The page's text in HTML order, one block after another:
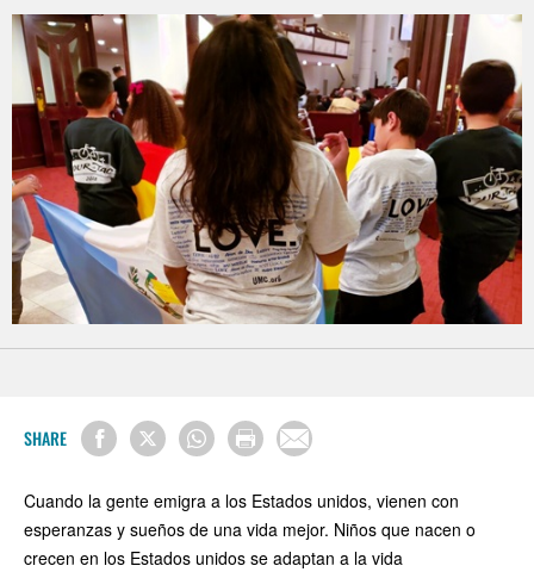
SHARE
Cuando la gente emigra a los Estados unidos, vienen con
esperanzas y sueños de una vida mejor. Niños que nacen o
crecen en los Estados unidos se adaptan a la vida